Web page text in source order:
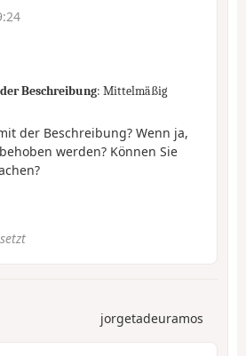
Beschreibung: Mittelmäßig
der Beschreibung? Wenn ja,
werden? Können Sie
jorgetadeuramos